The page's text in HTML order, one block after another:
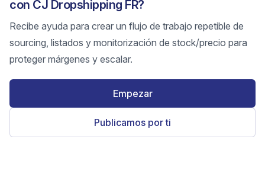
con CJ Dropshipping FR?
Recibe ayuda para crear un flujo de trabajo repetible de
sourcing, listados y monitorización de stock/precio para
proteger márgenes y escalar.
Empezar
Publicamos por ti